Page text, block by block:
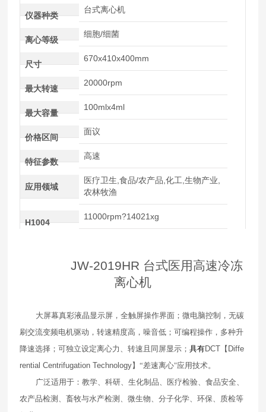
仪器种类
台式离心机
离心等级
细胞/细菌
尺寸
670x410x400mm
最大转速
20000rpm
最大容量
100mlx4ml
价格区间
面议
特征参数
高速
应用领域
医疗卫生,食品/农产品,化工,生物产业,
农林牧渔
H1004
11000rpm?14021xg
JW-2019HR 台式医用高速冷冻
离心机
大屏幕真彩液晶显示屏，全触屏操作界面；微电脑控制，无碳
刷交流变频电机驱动，转速精度高，噪音低；可编程操作，多种升
降速选择；可独立设定离心力、转速且同屏显示；具有DCT 【 Diffe
rential Centrifugation Technology】“差速离心"应用技术。
广泛适用于：教学、科研、生化制品、医疗检验、食品安全、
农产品检测、畜牧与水产检测、微生物、分子化学、环保、质检等